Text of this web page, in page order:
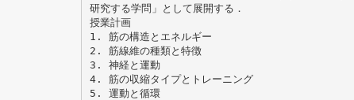
研究する学問」として展開する．
授業計画
1. 筋の構造とエネルギー
2. 筋線維の種類と特徴
3. 神経と運動
4. 筋の収縮タイプとトレーニング
5. 運動と循環